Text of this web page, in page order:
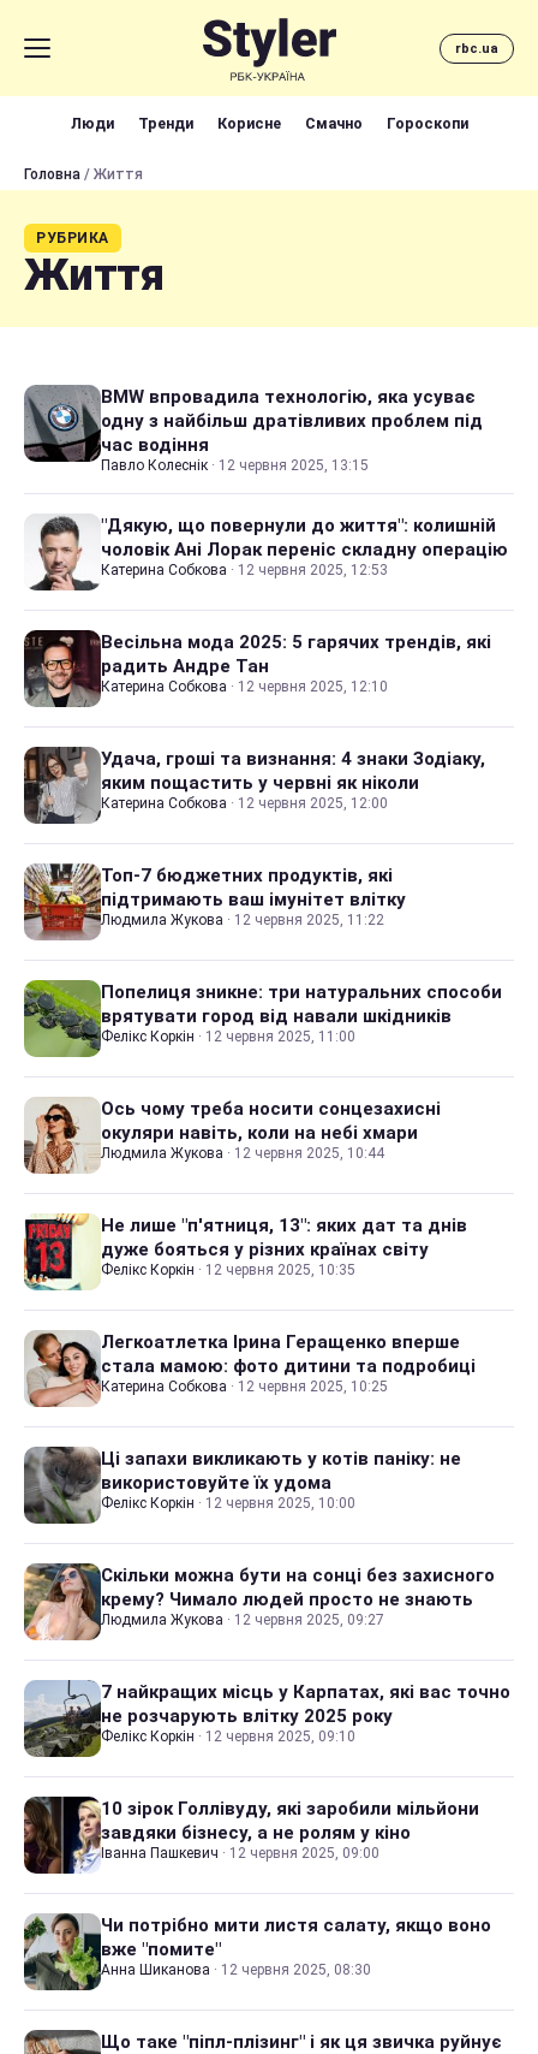
rbc.ua
Люди Тренди Корисне Смачно Гороскопи
Головна / Життя
РУБРИКА
Життя
BMW впровадила технологію, яка усуває
одну з найбільш дратівливих проблем під
час водіння
Павло Колеснік · 12 червня 2025, 13:15
"Дякую, що повернули до життя": колишній
чоловік Ані Лорак переніс складну операцію
Катерина Собкова · 12 червня 2025, 12:53
Весільна мода 2025: 5 гарячих трендів, які
радить Андре Тан
Катерина Собкова · 12 червня 2025, 12:10
Удача, гроші та визнання: 4 знаки Зодіаку,
яким пощастить у червні як ніколи
Катерина Собкова · 12 червня 2025, 12:00
Топ-7 бюджетних продуктів, які
підтримають ваш імунітет влітку
Людмила Жукова · 12 червня 2025, 11:22
Попелиця зникне: три натуральних способи
врятувати город від навали шкідників
Фелікс Коркін · 12 червня 2025, 11:00
Ось чому треба носити сонцезахисні
окуляри навіть, коли на небі хмари
Людмила Жукова · 12 червня 2025, 10:44
Не лише "п'ятниця, 13": яких дат та днів
дуже бояться у різних країнах світу
Фелікс Коркін · 12 червня 2025, 10:35
Легкоатлетка Ірина Геращенко вперше
стала мамою: фото дитини та подробиці
Катерина Собкова · 12 червня 2025, 10:25
Ці запахи викликають у котів паніку: не
використовуйте їх удома
Фелікс Коркін · 12 червня 2025, 10:00
Скільки можна бути на сонці без захисного
крему? Чимало людей просто не знають
Людмила Жукова · 12 червня 2025, 09:27
7 найкращих місць у Карпатах, які вас точно
не розчарують влітку 2025 року
Фелікс Коркін · 12 червня 2025, 09:10
10 зірок Голлівуду, які заробили мільйони
завдяки бізнесу, а не ролям у кіно
Іванна Пашкевич · 12 червня 2025, 09:00
Чи потрібно мити листя салату, якщо воно
вже "помите"
Анна Шиканова · 12 червня 2025, 08:30
Що таке "піпл-плізинг" і як ця звичка руйнує